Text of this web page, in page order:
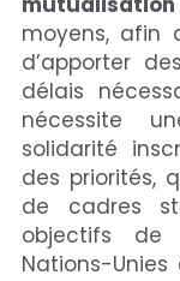
moyens, afin
d’apporter
délais
nécessite
solidarité
des priorités,
de cadres
objectifs de
Nations-